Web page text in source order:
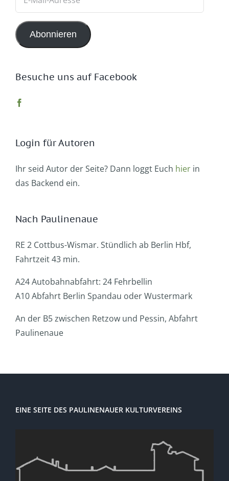
Adresse
Abonnieren
Besuche uns auf Facebook
Login für Autoren
Ihr seid Autor der Seite? Dann loggt Euch hier in
das Backend ein.
Nach Paulinenaue
RE 2 Cottbus-Wismar. Stündlich ab Berlin Hbf,
Fahrtzeit 43 min.
A24 Autobahnabfahrt: 24 Fehrbellin
A10 Abfahrt Berlin Spandau oder Wustermark
An der B5 zwischen Retzow und Pessin, Abfahrt
Paulinenaue
EINE SEITE DES PAULINENAUER KULTURVEREINS